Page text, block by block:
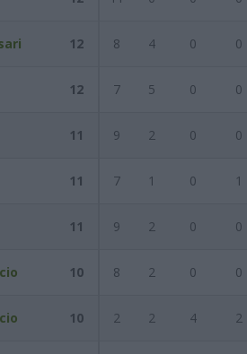
12 8 4 0 0
12 7 5 0 0
11 9 2 0 0
11 7 1 0 1
11 9 2 0 0
10 8 2 0 0
10 2 2 4 2